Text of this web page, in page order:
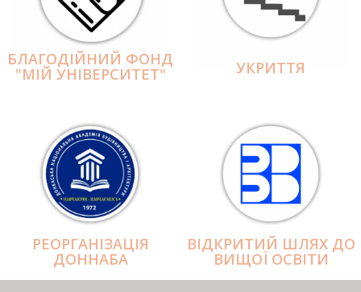
БЛАГОДІЙНИЙ ФОНД
"МІЙ УНІВЕРСИТЕТ" УКРИТТЯ
РЕОРГАНІЗАЦІЯ
ДОННАБА
ВІДКРИТИЙ ШЛЯХ ДО
ВИЩОЇ ОСВІТИ